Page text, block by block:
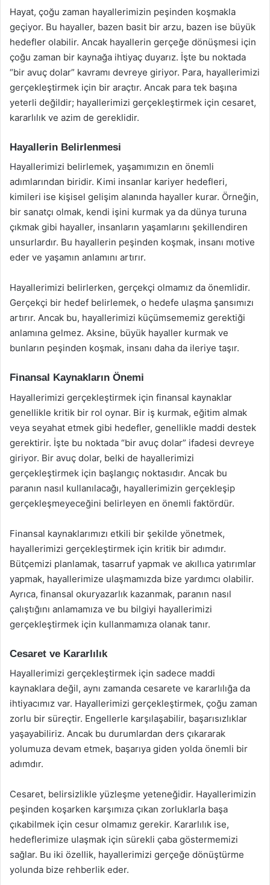
Hayat, çoğu zaman hayallerimizin peşinden koşmakla
geçiyor. Bu hayaller, bazen basit bir arzu, bazen ise büyük
hedefler olabilir. Ancak hayallerin gerçeğe dönüşmesi için
çoğu zaman bir kaynağa ihtiyaç duyarız. İşte bu noktada
“bir avuç dolar” kavramı devreye giriyor. Para, hayallerimizi
gerçekleştirmek için bir araçtır. Ancak para tek başına
yeterli değildir; hayallerimizi gerçekleştirmek için cesaret,
kararlılık ve azim de gereklidir.
Hayallerin Belirlenmesi
Hayallerimizi belirlemek, yaşamımızın en önemli
adımlarından biridir. Kimi insanlar kariyer hedefleri,
kimileri ise kişisel gelişim alanında hayaller kurar. Örneğin,
bir sanatçı olmak, kendi işini kurmak ya da dünya turuna
çıkmak gibi hayaller, insanların yaşamlarını şekillendiren
unsurlardır. Bu hayallerin peşinden koşmak, insanı motive
eder ve yaşamın anlamını artırır.
Hayallerimizi belirlerken, gerçekçi olmamız da önemlidir.
Gerçekçi bir hedef belirlemek, o hedefe ulaşma şansımızı
artırır. Ancak bu, hayallerimizi küçümsememiz gerektiği
anlamına gelmez. Aksine, büyük hayaller kurmak ve
bunların peşinden koşmak, insanı daha da ileriye taşır.
Finansal Kaynakların Önemi
Hayallerimizi gerçekleştirmek için finansal kaynaklar
genellikle kritik bir rol oynar. Bir iş kurmak, eğitim almak
veya seyahat etmek gibi hedefler, genellikle maddi destek
gerektirir. İşte bu noktada “bir avuç dolar” ifadesi devreye
giriyor. Bir avuç dolar, belki de hayallerimizi
gerçekleştirmek için başlangıç noktasıdır. Ancak bu
paranın nasıl kullanılacağı, hayallerimizin gerçekleşip
gerçekleşmeyeceğini belirleyen en önemli faktördür.
Finansal kaynaklarımızı etkili bir şekilde yönetmek,
hayallerimizi gerçekleştirmek için kritik bir adımdır.
Bütçemizi planlamak, tasarruf yapmak ve akıllıca yatırımlar
yapmak, hayallerimize ulaşmamızda bize yardımcı olabilir.
Ayrıca, finansal okuryazarlık kazanmak, paranın nasıl
çalıştığını anlamamıza ve bu bilgiyi hayallerimizi
gerçekleştirmek için kullanmamıza olanak tanır.
Cesaret ve Kararlılık
Hayallerimizi gerçekleştirmek için sadece maddi
kaynaklara değil, aynı zamanda cesarete ve kararlılığa da
ihtiyacımız var. Hayallerimizi gerçekleştirmek, çoğu zaman
zorlu bir süreçtir. Engellerle karşılaşabilir, başarısızlıklar
yaşayabiliriz. Ancak bu durumlardan ders çıkararak
yolumuza devam etmek, başarıya giden yolda önemli bir
adımdır.
Cesaret, belirsizlikle yüzleşme yeteneğidir. Hayallerimizin
peşinden koşarken karşımıza çıkan zorluklarla başa
çıkabilmek için cesur olmamız gerekir. Kararlılık ise,
hedeflerimize ulaşmak için sürekli çaba göstermemizi
sağlar. Bu iki özellik, hayallerimizi gerçeğe dönüştürme
yolunda bize rehberlik eder.